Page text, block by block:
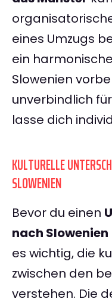
eines Umzugs
ein
Slowenien
unverbindlich
lasse dich
KULTURELLE
SLOWENIEN
Bevor du einen
nach Slowenien
es wichtig, die
zwischen den
verstehen. Die